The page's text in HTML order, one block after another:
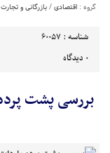
گروه : اقتصادی/بازرگانی و تجارت
شناسه : 60057
0 دیدگاه